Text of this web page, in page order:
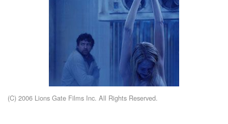
(C) 2006 Lions Gate Films Inc. All Rights Reserved.